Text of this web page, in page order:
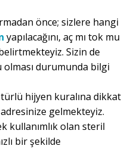
önce; sizlere hangi
yapılacağını, aç mı tok mu
Sizin de
olması durumunda bilgi
hijyen kuralına dikkat
gelmekteyiz.
kullanımlık olan steril
bir şekilde